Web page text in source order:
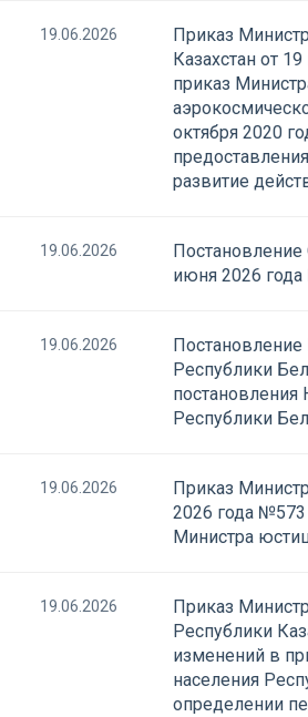
19.06.2026
Приказ
Казахстан от
приказ
октября 2020
развитие
19.06.2026
июня 2026
19.06.2026
Постановление
Республики
постановления
Республики
19.06.2026
Приказ
2026 года
Министра
19.06.2026
Приказ
Республики
изменений в
населения
определении